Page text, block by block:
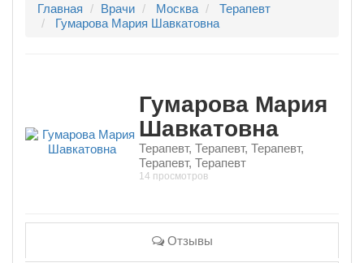
Главная Врачи Москва
Терапевт
Гумарова Мария Шавкатовна
Гумарова Мария
Шавкатовна
Терапевт, Терапевт, Терапевт,
Терапевт, Терапевт
14 просмотров
Отзывы